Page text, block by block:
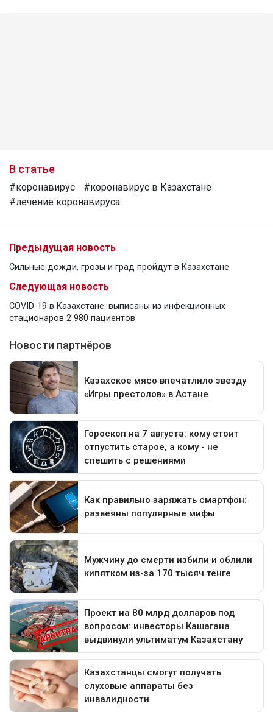
В статье
#коронавирус
#коронавирус в Казахстане
#лечение коронавируса
Предыдущая новость
Сильные дожди, грозы и град пройдут в Казахстане
Следующая новость
COVID-19 в Казахстане: выписаны из инфекционных
стационаров 2 980 пациентов